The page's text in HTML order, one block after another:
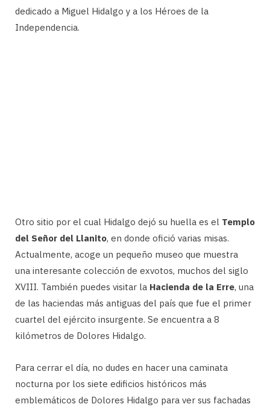
dedicado a Miguel Hidalgo y a los Héroes de la
Independencia.
Otro sitio por el cual Hidalgo dejó su huella es el Templo
del Señor del Llanito, en donde ofició varias misas.
Actualmente, acoge un pequeño museo que muestra
una interesante colección de exvotos, muchos del siglo
XVIII. También puedes visitar la Hacienda de la Erre, una
de las haciendas más antiguas del país que fue el primer
cuartel del ejército insurgente. Se encuentra a 8
kilómetros de Dolores Hidalgo.
Para cerrar el día, no dudes en hacer una caminata
nocturna por los siete edificios históricos más
emblemáticos de Dolores Hidalgo para ver sus fachadas